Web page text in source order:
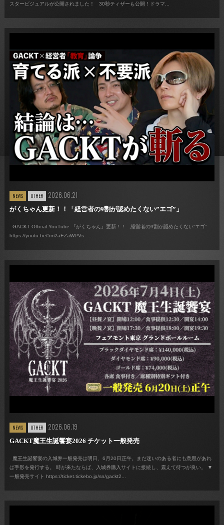
スタービジュアルが公開されました！ 30秒ティザーも公開！ドラマ...
NEWS OTHER 2026.06.21
がくちゃん更新！！「経営者の9割が認めたくない”エゴ”」
GACKT Official YouTube 『がくちゃん』更新！！ 経営者の9割が認めたくない”エゴ”
https://youtu.be/5m2aEZaWPVs ...
NEWS OTHER 2026.06.19
GACKT魔王生誕饗宴2026 チケット一般発売
魔王生誕饗宴の入城券一般発売は明日、6月20日正午。まだ迷いのある者にも意思があれ
ば手形を発行する。 時が来たならば、入城券購入サイトに接続し、震えて待つが良い。 ▼
一般発売サイト https://ticket.tickebo.jp/sn/gackt2...